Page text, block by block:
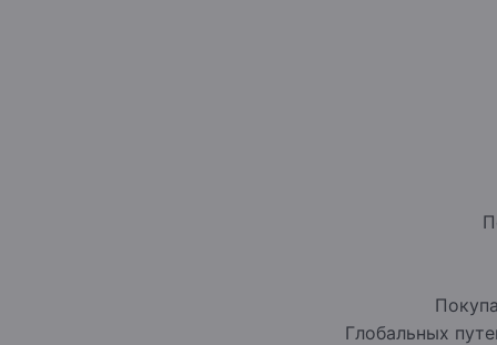
, а также
Резиденты и гости комплекса получают
— первой въездной гаванью
One&Only
вдохновляющие уголки планеты — места с
От пляжных и природных резортов до
предлагает утонченную эстетику,
Глобальных